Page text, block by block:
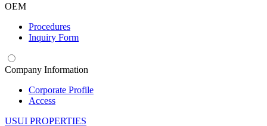
OEM
Procedures
Inquiry Form
Company Information
Corporate Profile
Access
USUI PROPERTIES